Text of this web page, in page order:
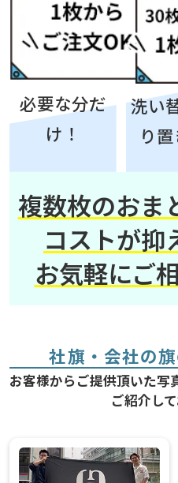
必要な分だ
け！
洗い
り置
複数枚のおま
コストが抑
お気軽にご
社旗・会社の
お客様からご提供頂いた写
ご紹介して